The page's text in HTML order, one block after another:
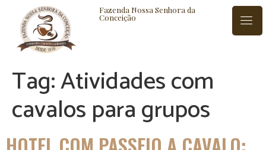
Fazenda Nossa Senhora da
Conceição
BLOG CONTATO
Tag:Atividades com
cavalos para grupos